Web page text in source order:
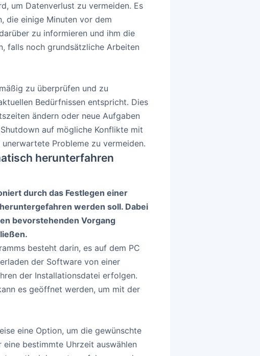
um Datenverlust zu vermeiden. Es
die einige Minuten vor dem
zu informieren und ihm die
falls noch grundsätzliche Arbeiten
zu überprüfen und zu
Bedürfnissen entspricht. Dies
ändern oder neue Aufgaben
auf mögliche Konflikte mit
Probleme zu vermeiden.
herunterfahren
durch das Festlegen einer
werden soll. Dabei
bevorstehenden Vorgang
besteht darin, es auf dem PC
der Software von einer
der Installationsdatei erfolgen.
es geöffnet werden, um mit der
eine Option, um die gewünschte
bestimmte Uhrzeit auswählen